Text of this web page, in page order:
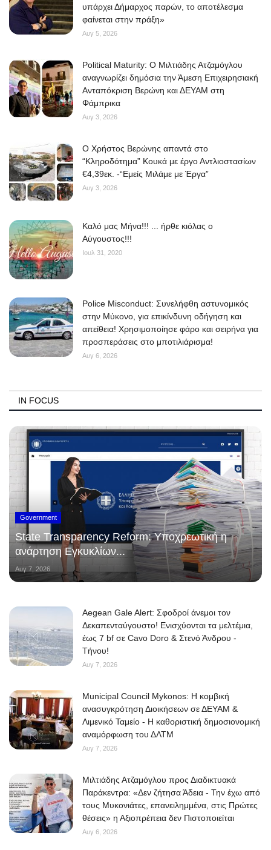
υπάρχει Δήμαρχος παρών, το αποτέλεσμα
φαίνεται στην πράξη»
Αυγ 5, 2026
Political Maturity: Ο Μιλτιάδης Ατζαμόγλου
αναγνωρίζει δημόσια την Άμεση Επιχειρησιακή
Ανταπόκριση Βερώνη και ΔΕΥΑΜ στη
Φάμπρικα
Αυγ 3, 2026
O Χρήστος Βερώνης απαντά στο
“Κληροδότημα” Κουκά με έργο Αντλιοστασίων
€4,39εκ. -“Εμείς Μιλάμε με Έργα”
Αυγ 3, 2026
Kαλό μας Μήνα!!! ... ήρθε κιόλας ο
Αύγουστος!!!
Ιουλ 31, 2020
Police Misconduct: Συνελήφθη αστυνομικός
στην Μύκονο, για επικίνδυνη οδήγηση και
απείθεια! Χρησιμοποίησε φάρο και σειρήνα για
προσπεράσεις στο μποτιλιάρισμα!
Αυγ 6, 2026
IN FOCUS
Government
State Transparency Reform: Υποχρεωτική η
ανάρτηση Εγκυκλίων...
Αυγ 7, 2026
Aegean Gale Alert: Σφοδροί άνεμοι τον
Δεκαπενταύγουστο! Ενισχύονται τα μελτέμια,
έως 7 bf σε Cavo Doro & Στενό Άνδρου -
Τήνου!
Αυγ 7, 2026
Municipal Council Mykonos: Η κομβική
ανασυγκρότηση Διοικήσεων σε ΔΕΥΑΜ &
Λιμενικό Ταμείο - Η καθοριστική δημοσιονομική
αναμόρφωση του ΔΛΤΜ
Αυγ 7, 2026
Μιλτιάδης Ατζαμόγλου προς Διαδικτυακά
Παράκεντρα: «Δεν ζήτησα Άδεια - Την έχω από
τους Μυκονιάτες, επανειλημμένα, στις Πρώτες
θέσεις» η Αξιοπρέπεια δεν Πιστοποιείται
Αυγ 6, 2026